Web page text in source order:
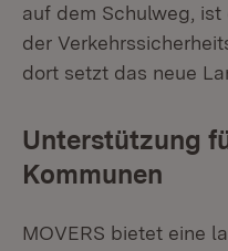
auf dem Schulweg,
der
dort setzt das neue
Unterstützung
Kommunen
MOVERS bietet eine